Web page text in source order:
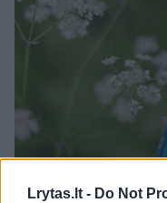
Lrytas.lt - Do Not